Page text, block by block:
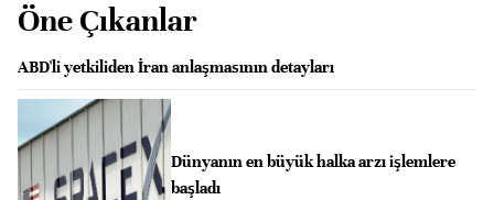
Öne Çıkanlar
ABD'li yetkiliden İran anlaşmasının detayları
Dünyanın en büyük halka arzı işlemlere
başladı